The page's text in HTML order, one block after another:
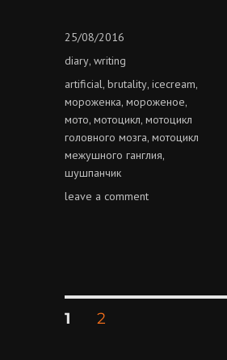
Posted
25/08/2016
Categories
diary,writing
Tags
artificial,brutality,icecream,
мороженка,мороженое,
мото,мотоцикл,мотоцикл
головного мозга,мотоцикл
межушного ганглия,
шушпанчик
leave a commenton
Posts
PAGE
1 PAGE
2